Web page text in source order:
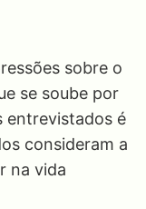
sobre o
se soube por
entrevistados é
consideram a
na vida